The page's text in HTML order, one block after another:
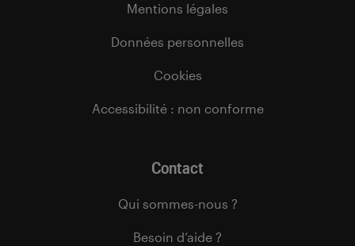
Mentions légales
Données personnelles
Cookies
Accessibilité : non conforme
Contact
Qui sommes-nous ?
Besoin d’aide ?